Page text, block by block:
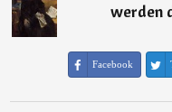
werden
Facebook